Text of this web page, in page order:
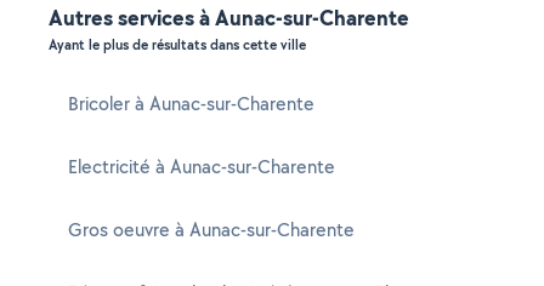
Autres services à Aunac-sur-Charente
Ayant le plus de résultats dans cette ville
Bricoler à Aunac-sur-Charente
Electricité à Aunac-sur-Charente
Gros oeuvre à Aunac-sur-Charente